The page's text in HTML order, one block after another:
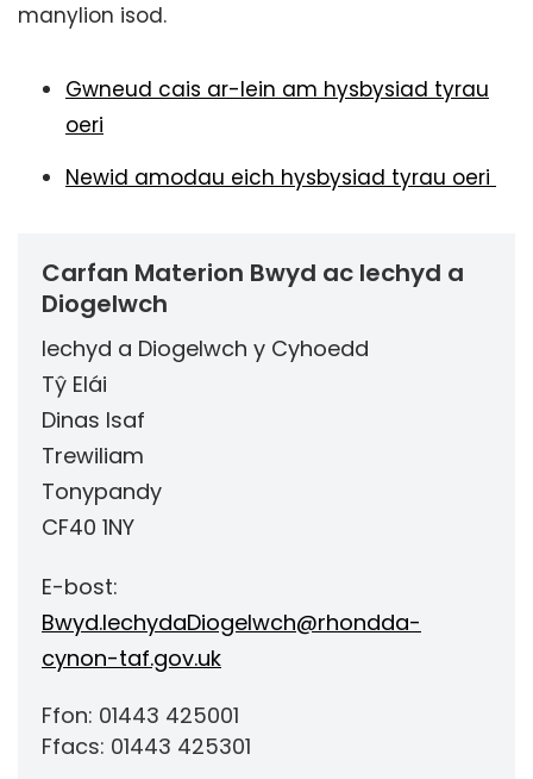
manylion isod.
Gwneud cais ar-lein am hysbysiad tyrau
oeri
Newid amodau eich hysbysiad tyrau oeri
Carfan Materion Bwyd ac Iechyd a
Diogelwch
Iechyd a Diogelwch y Cyhoedd
Tŷ Elái
Dinas Isaf
Trewiliam
Tonypandy
CF40 1NY
E-bost:
Bwyd.IechydaDiogelwch@rhondda-
cynon-taf.gov.uk
Ffon: 01443 425001
Ffacs: 01443 425301